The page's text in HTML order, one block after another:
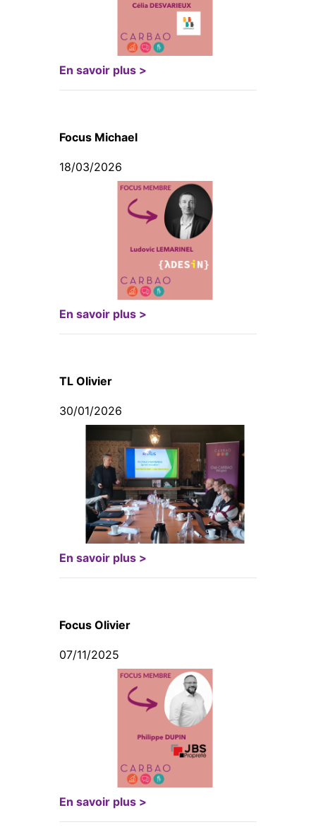
En savoir plus >
Focus Michael
18/03/2026
En savoir plus >
TL Olivier
30/01/2026
En savoir plus >
Focus Olivier
07/11/2025
En savoir plus >